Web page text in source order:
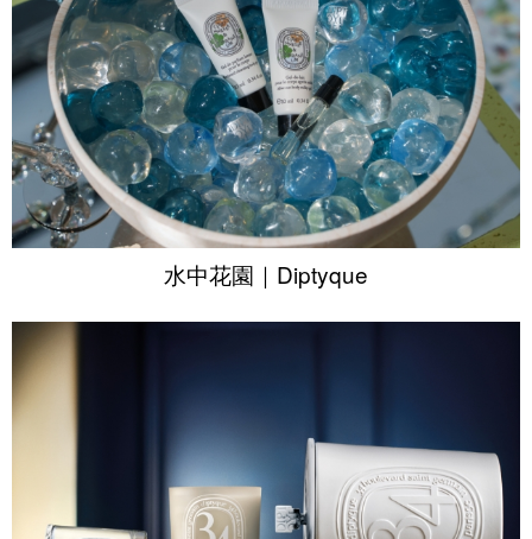
水中花園｜Diptyque